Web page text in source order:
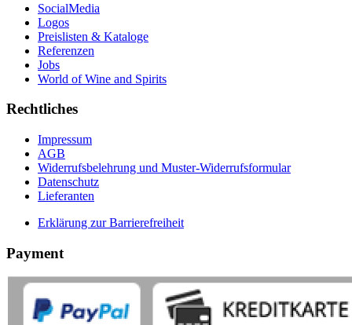
SocialMedia
Logos
Preislisten & Kataloge
Referenzen
Jobs
World of Wine and Spirits
Rechtliches
Impressum
AGB
Widerrufsbelehrung und Muster-Widerrufsformular
Datenschutz
Lieferanten
Erklärung zur Barrierefreiheit
Payment